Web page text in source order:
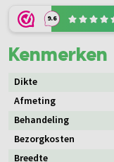
9.6
Kenmerken
Dikte
Afmeting
Behandeling
Bezorgkosten
Breedte